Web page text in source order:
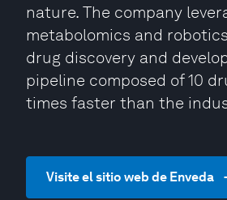
nature. The company
metabolomics and
drug discovery and
pipeline composed of 10
times faster than the
Visite el sitio web de Enveda